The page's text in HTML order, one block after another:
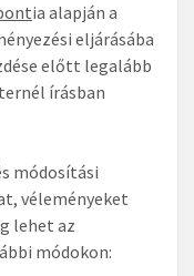
ia alapján a
eljárásába
előtt legalább
írásban
módosítási
véleményeket
lehet az
módokon: